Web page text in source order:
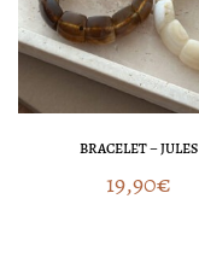
BRACELET – JULES
19,90€